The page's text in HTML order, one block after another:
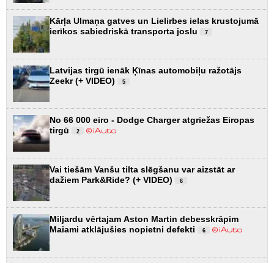
Kārļa Ulmaņa gatves un Lielirbes ielas krustojumā
ierīkos sabiedriskā transporta joslu
7
Latvijas tirgū ienāk Ķīnas automobiļu ražotājs
Zeekr (+ VIDEO)
5
No 66 000 eiro - Dodge Charger atgriežas Eiropas
tirgū
2
Vai tiešām Vanšu tilta slēgšanu var aizstāt ar
dažiem Park&Ride? (+ VIDEO)
6
Miljardu vērtajam Aston Martin debesskrāpim
Maiami atklājušies nopietni defekti
6